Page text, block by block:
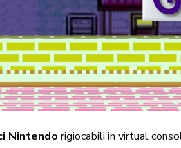
Nintendo rigiocabili in virtual